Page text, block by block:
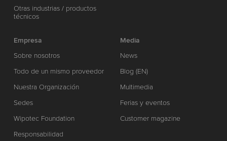
Otras industrias / productos
técnicos
Empresa
Sobre nosotros
Todo de un mismo proveedor
Nuestra Organización
Sedes
Wipotec Foundation
Responsabilidad
Media
News
Blog (EN)
Multimedia
Ferias y eventos
Customer magazine